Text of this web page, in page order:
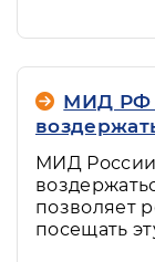
МИД РФ
МИД
позволяет
посещать